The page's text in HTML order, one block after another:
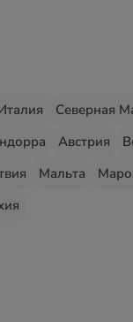
Северная
Австрия
Мальта